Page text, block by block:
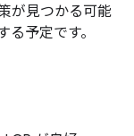
が見つかる可能
予定です。